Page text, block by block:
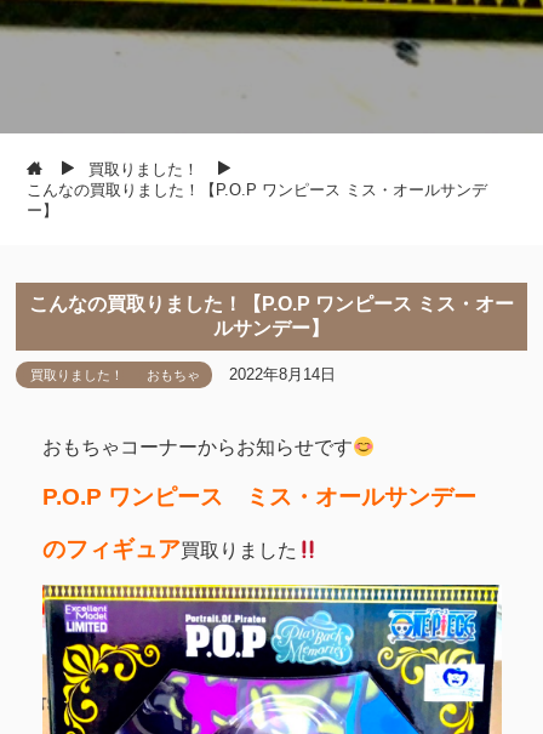
買取りました！
こんなの買取りました！【P.O.P ワンピース ミス・オールサンデ
ー】
こんなの買取りました！【P.O.P ワンピース ミス・オー
ルサンデー】
買取りました！ おもちゃ 2022年8月14日
おもちゃコーナーからお知らせです
P.O.P ワンピース ミス・オールサンデー
のフィギュア買取りました